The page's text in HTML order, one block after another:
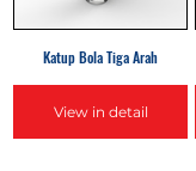
Katup Bola Tiga Arah
View in detail